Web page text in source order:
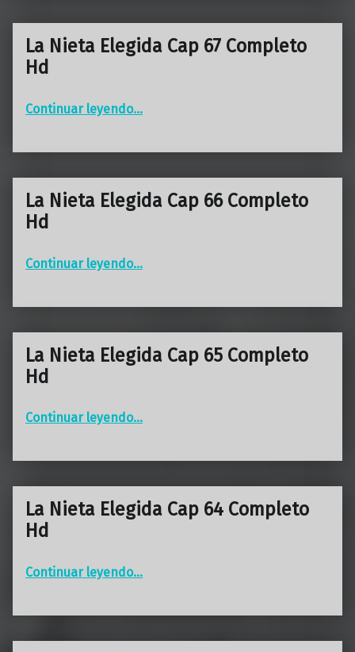
La Nieta Elegida Cap 67 Completo
Hd
Continuar leyendo“La Nieta Elegida Cap 67 Completo Hd”
…
La Nieta Elegida Cap 66 Completo
Hd
Continuar leyendo…
La Nieta Elegida Cap 65 Completo
Hd
Continuar leyendo“La Nieta Elegida Cap 65 Completo Hd”
…
La Nieta Elegida Cap 64 Completo
Hd
Continuar leyendo“La Nieta Elegida Cap 64 Completo Hd”
…